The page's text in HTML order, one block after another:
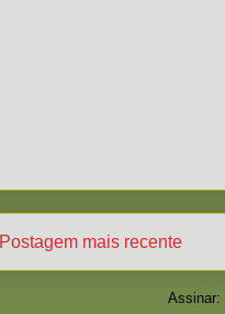
Postagem mais recente
Assinar: